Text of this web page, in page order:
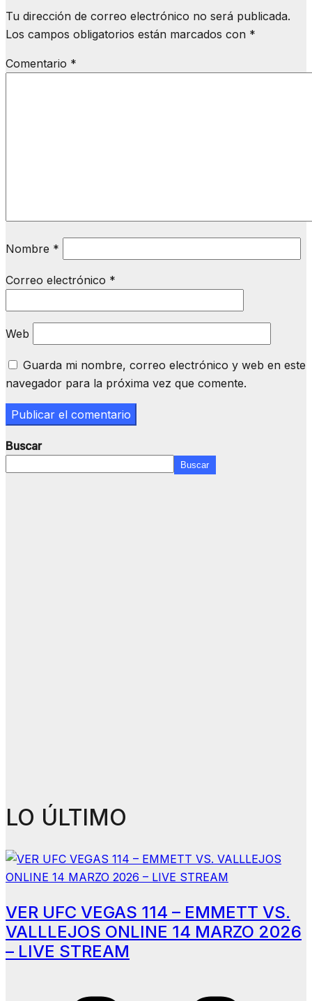
Tu dirección de correo electrónico no será publicada.
Los campos obligatorios están marcados con *
Comentario *
Nombre *
Correo electrónico *
Web
Guarda mi nombre, correo electrónico y web en este
navegador para la próxima vez que comente.
Buscar
Buscar
LO ÚLTIMO
VER UFC VEGAS 114 – EMMETT VS.
VALLLEJOS ONLINE 14 MARZO 2026
– LIVE STREAM